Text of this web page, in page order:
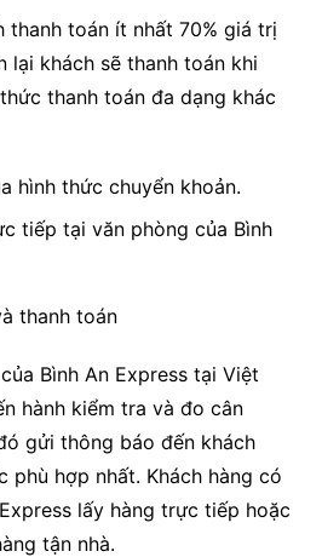
thanh toán ít nhất 70% giá trị
lại khách sẽ thanh toán khi
thanh toán đa dạng khác
hình thức chuyển khoản.
tiếp tại văn phòng của Bình
thanh toán
Bình An Express tại Việt
hành kiểm tra và đo cân
gửi thông báo đến khách
phù hợp nhất. Khách hàng có
lấy hàng trực tiếp hoặc
tận nhà.